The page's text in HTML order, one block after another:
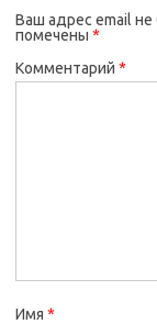
Ваш адрес email не
помечены *
Комментарий *
Имя *